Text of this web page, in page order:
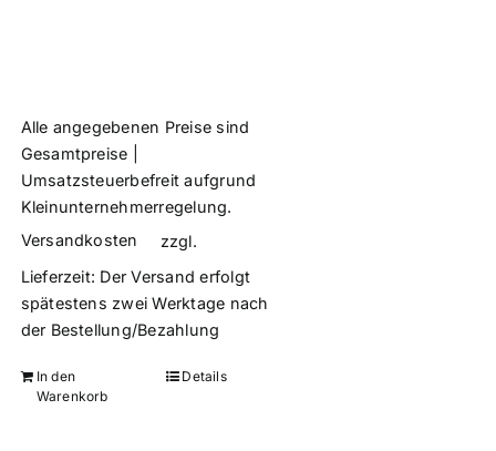
Alle angegebenen Preise sind
Gesamtpreise |
Umsatzsteuerbefreit aufgrund
Kleinunternehmerregelung.
zzgl.
Versandkosten
Lieferzeit: Der Versand erfolgt
spätestens zwei Werktage nach
der Bestellung/Bezahlung
In den
Warenkorb
Details